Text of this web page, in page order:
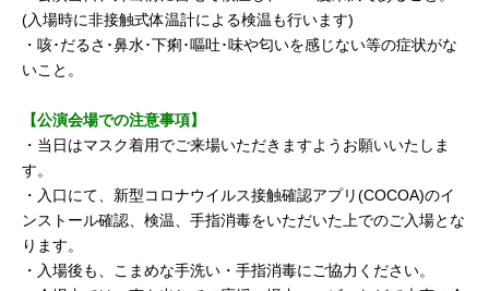
(入場時に非接触式体温計による検温も行います)
・咳･だるさ･鼻水･下痢･嘔吐･味や匂いを感じない等の症状がな
いこと。
【公演会場での注意事項】
・当日はマスク着用でご来場いただきますようお願いいたしま
す。
・入口にて、新型コロナウイルス接触確認アプリ(COCOA)のイ
ンストール確認、検温、手指消毒をいただいた上でのご入場とな
ります。
・入場後も、こまめな手洗い・手指消毒にご協力ください。